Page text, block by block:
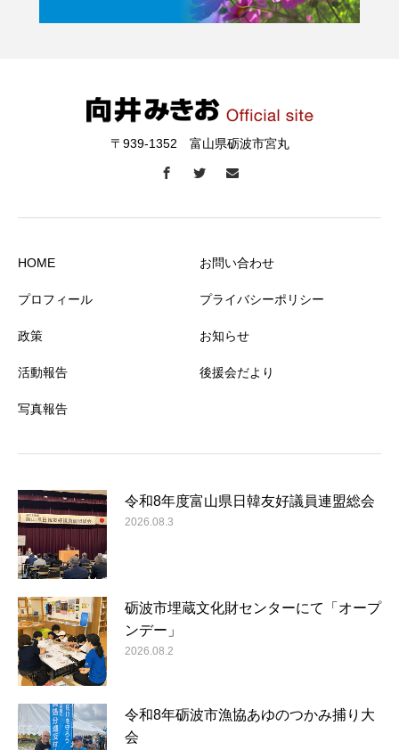
〒939-1352 富山県砺波市宮丸
HOME
プロフィール
政策
活動報告
写真報告
お問い合わせ
プライバシーポリシー
お知らせ
後援会だより
令和8年度富山県日韓友好議員連盟総会
2026.08.3
砺波市埋蔵文化財センターにて「オープ
ンデー」
2026.08.2
令和8年砺波市漁協あゆのつかみ捕り大
会